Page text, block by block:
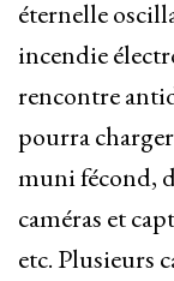
éternelle
incendie
rencontre
pourra
muni fécond,
caméras et
etc. Plusieurs